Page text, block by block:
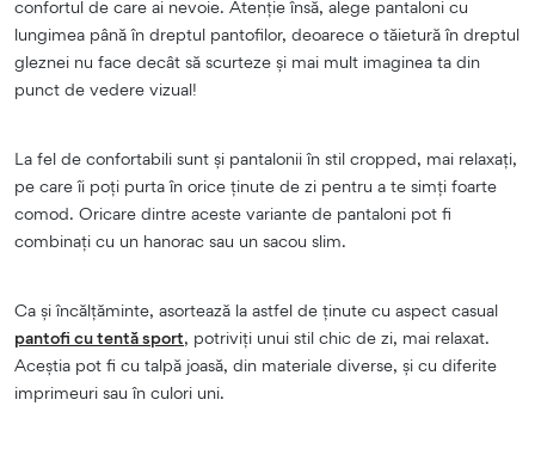
confortul de care ai nevoie. Atenție însă, alege pantaloni cu
lungimea până în dreptul pantofilor, deoarece o tăietură în dreptul
gleznei nu face decât să scurteze și mai mult imaginea ta din
punct de vedere vizual!
La fel de confortabili sunt și pantalonii în stil cropped, mai relaxați,
pe care îi poți purta în orice ținute de zi pentru a te simți foarte
comod. Oricare dintre aceste variante de pantaloni pot fi
combinați cu un hanorac sau un sacou slim.
Ca și încălțăminte, asortează la astfel de ținute cu aspect casual
pantofi cu tentă sport, potriviți unui stil chic de zi, mai relaxat.
Aceștia pot fi cu talpă joasă, din materiale diverse, și cu diferite
imprimeuri sau în culori uni.